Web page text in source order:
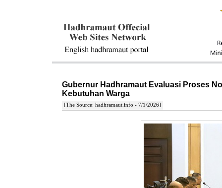
Gubernur Hadhramaut Evaluasi Proses
Kebutuhan Warga
[The Source: hadhramaut.info - 7/1/2026]